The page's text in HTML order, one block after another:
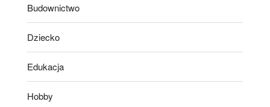
Budownictwo
Dziecko
Edukacja
Hobby